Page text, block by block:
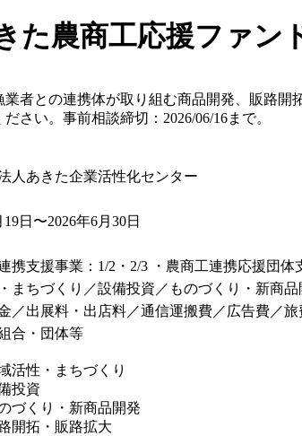
た農商工応援ファン
者との連携体が取り組む商品開発、販路
さい。事前相談締切：2026/06/16まで。
人あきた企業活性化センター
19日〜2026年6月30日
携支援事業：1/2・2/3 ・農商工連携応援団
まちづくり／設備投資／ものづくり・新商
／出展料・出店料／通信運搬費／広告費／
合・団体等
活性・まちづくり
投資
づくり・新商品開発
開拓・販路拡大